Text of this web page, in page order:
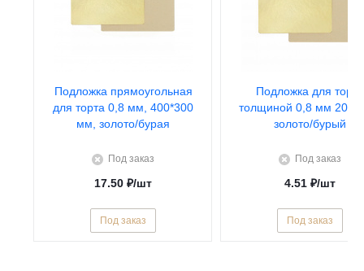
Подложка прямоугольная
для торта 0,8 мм, 400*300
мм, золото/бурая
Под заказ
17.50 ₽/шт
Под заказ
Подложка для торта
толщиной 0,8 мм
золото/бурый
Под заказ
4.51 ₽/шт
Под заказ